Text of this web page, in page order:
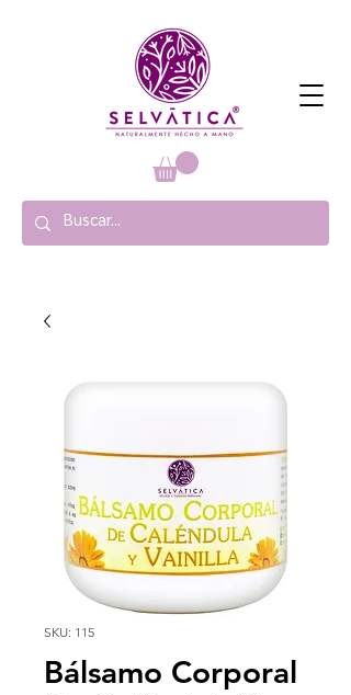
SKU: 115
Bálsamo Corporal